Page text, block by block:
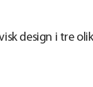
design i tre